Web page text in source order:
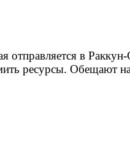
в
ресурсы. Обещают